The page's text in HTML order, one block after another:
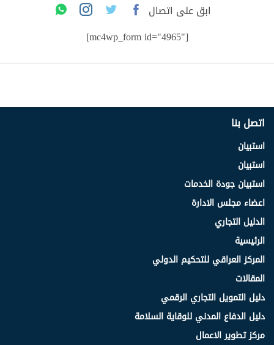
ابق على اتصال
[mc4wp_form id="4965"]
اتصل بنا
استبيان
استبيان
استبيان جودة الخدمات
اعضاء مجلس الادارة
الدليل التجاري
الرئيسية
المركز العراقي للتحكيم الدولي
المقالات
دليل التمويل التجاري الرقمي
دليل الدفاع المدني للوقاية السلامة
مركز تطوير الاعمال